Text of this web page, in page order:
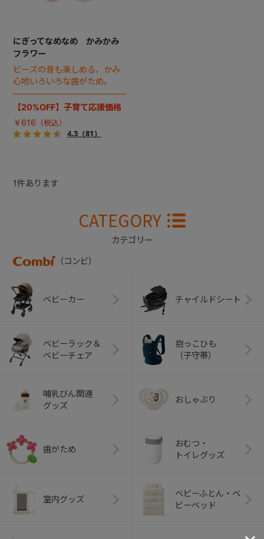
にぎってなめなめ かみかみ
フラワー
ビーズの音も楽しめる、かみ
心地いろいろな歯がため。
【20%OFF】子育て応援価格
￥616
4.3（81）
1件あります
CATEGORY
カテゴリー
（コンビ）
ベビーカー チャイルドシート
ベビーラック＆
ベビーチェア
抱っこひも
（子守帯）
哺乳びん関連
グッズ
おしゃぶり
歯がため
おむつ・
トイレグッズ
室内グッズ
ベビーふとん・ベ
ビーベッド